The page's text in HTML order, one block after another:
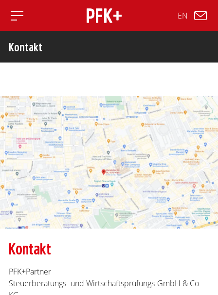
Toggle mobile navigation
EN
Kontakt
Kontakt
PFK+Partner
Steuerberatungs- und Wirtschaftsprüfungs-GmbH & Co